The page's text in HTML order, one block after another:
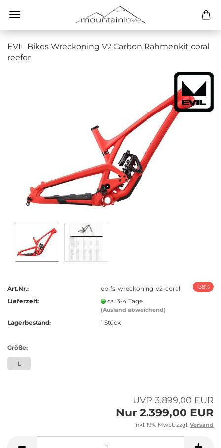
EVIL Bikes Wreckoning V2 Carbon Rahmenkit coral
reefer
-38%
Art.Nr.:
eb-fs-wreckoning-v2-coral
Lieferzeit:
ca. 3-4 Tage
(Ausland abweichend)
Lagerbestand: 1Stück
Größe:
L
UVP 3.899,00 EUR
Nur 2.399,00 EUR
inkl. 19% MwSt. zzgl. Versand